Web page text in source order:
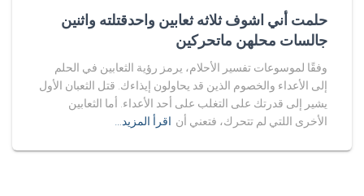
حلمت أني اشوف ثلاثه ثعابين واحدقتلته واثنين
جالسات محلهن ماتحركين
وفقًا لموسوعات تفسير الأحلام، يرمز رؤية الثعابين في الحلم
إلى الأعداء والخصوم الذين قد يحاولون إيذاءك. قتل الثعبان الأول
يشير إلى قدرتك على التغلب على أحد الأعداء. أما الثعابين
الأخرى اللتي لم تتحرك، فتعني أن اقرأ المزيد…